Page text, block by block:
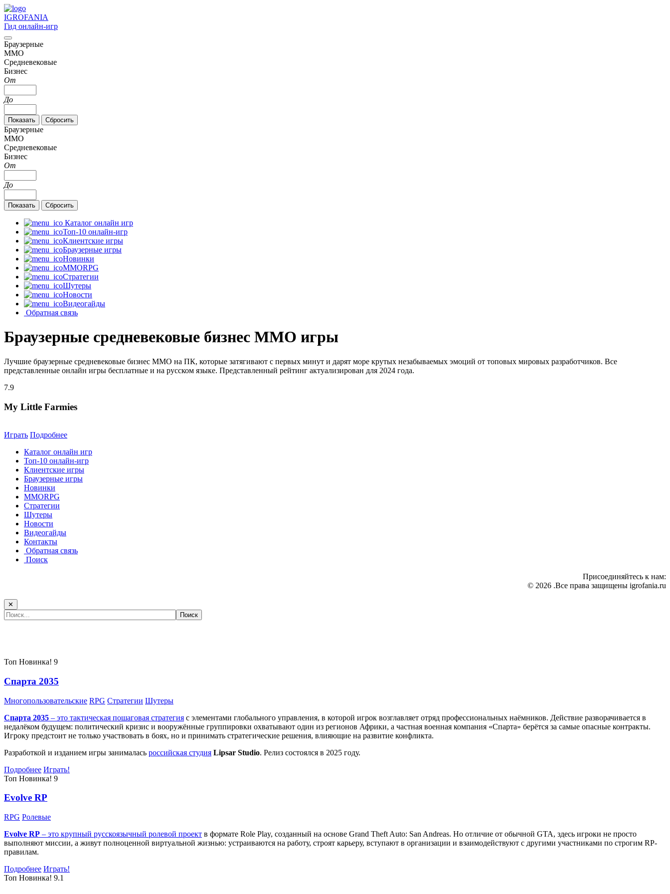
IGROFANIA
Гид онлайн-игр
Браузерные
MMO
Средневековые
Бизнес
От
До
Браузерные
MMO
Средневековые
Бизнес
От
До
Каталог онлайн игр
Топ-10 онлайн-игр
Клиентские игры
Браузерные игры
Новинки
MMORPG
Стратегии
Шутеры
Новости
Видеогайды
Обратная связь
Браузерные средневековые бизнес MMO игры
Лучшие браузерные средневековые бизнес MMO на ПК, которые затягивают с первых минут и дарят море крутых незабываемых эмоций от топовых мировых разработчиков. Все
представленные онлайн игры бесплатные и на русском языке. Представленный рейтинг актуализирован для 2024 года.
7.9
My Little Farmies
Играть Подробнее
Каталог онлайн игр
Топ-10 онлайн-игр
Клиентские игры
Браузерные игры
Новинки
MMORPG
Стратегии
Шутеры
Новости
Видеогайды
Контакты
Обратная связь
Поиск
Присоединяйтесь к нам:
© 2026 .Все права защищены igrofania.ru
✕
Топ Новинка! 9
Спарта 2035
Многопользовательские RPG Стратегии Шутеры
Спарта 2035 – это тактическая пошаговая стратегия с элементами глобального управления, в которой игрок возглавляет отряд профессиональных наёмников. Действие разворачивается в
недалёком будущем: политический кризис и вооружённые группировки охватывают один из регионов Африки, а частная военная компания «Спарта» берётся за самые опасные контракты.
Игроку предстоит не только участвовать в боях, но и принимать стратегические решения, влияющие на развитие конфликта.
Разработкой и изданием игры занималась российская студия Lipsar Studio. Релиз состоялся в 2025 году.
Подробнее Играть!
Топ Новинка! 9
Evolve RP
RPG Ролевые
Evolve RP – это крупный русскоязычный ролевой проект в формате Role Play, созданный на основе Grand Theft Auto: San Andreas. Но отличие от обычной GTA, здесь игроки не просто
выполняют миссии, а живут полноценной виртуальной жизнью: устраиваются на работу, строят карьеру, вступают в организации и взаимодействуют с другими участниками по строгим RP-
правилам.
Подробнее Играть!
Топ Новинка! 9.1